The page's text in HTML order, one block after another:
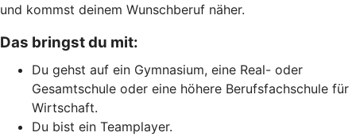
und kommst deinem Wunschberuf näher.
Das bringst du mit:
Du gehst auf ein Gymnasium, eine Real- oder
Gesamtschule oder eine höhere Berufsfachschule für
Wirtschaft.
Du bist ein Teamplayer.